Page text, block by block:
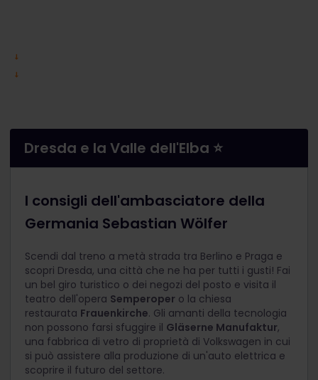
Dresda e la Valle dell'Elba ⭐
I consigli dell'ambasciatore della
Germania Sebastian Wölfer
Scendi dal treno a metà strada tra Berlino e Praga e
scopri Dresda, una città che ne ha per tutti i gusti! Fai
un bel giro turistico o dei negozi del posto e visita il
teatro dell'opera Semperoper o la chiesa
restaurata Frauenkirche. Gli amanti della tecnologia
non possono farsi sfuggire il Gläserne Manufaktur,
una fabbrica di vetro di proprietà di Volkswagen in cui
si può assistere alla produzione di un'auto elettrica e
scoprire il futuro del settore.